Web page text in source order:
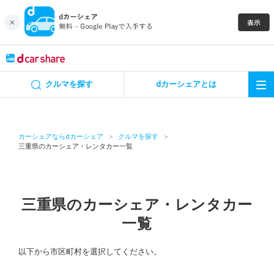
クルマを探す dカーシェアとは
カーシェアならdカーシェア
クルマを探す
三重県のカーシェア・レンタカー一覧
三重県のカーシェア・レンタカー
一覧
以下から市区町村を選択してください。
カーシェア
アプリの使い方